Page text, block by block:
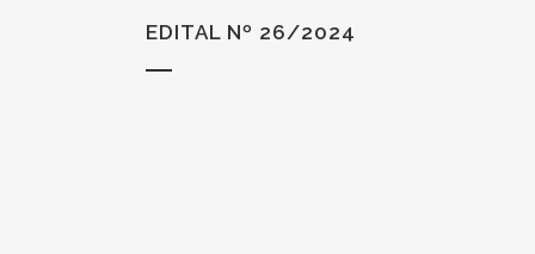
EDITAL Nº 26/2024